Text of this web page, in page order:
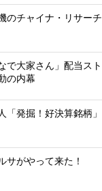
のチャイナ・リサーチ
で大家さん」配当スト
の内幕
「発掘！好決算銘柄」
サがやって来た！